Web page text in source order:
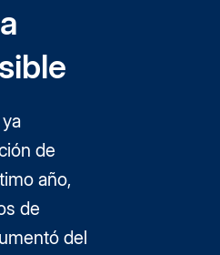
de
año,
de
del